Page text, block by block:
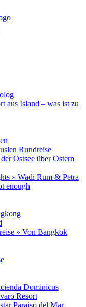
aus Island – was ist zu
Rundreise
Ostsee über Ostern
» Wadi Rum & Petra
enough
» Von Bangkok
Dominicus
Resort
Paraiso del Mar